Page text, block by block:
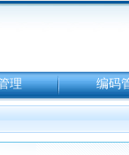
理 编码